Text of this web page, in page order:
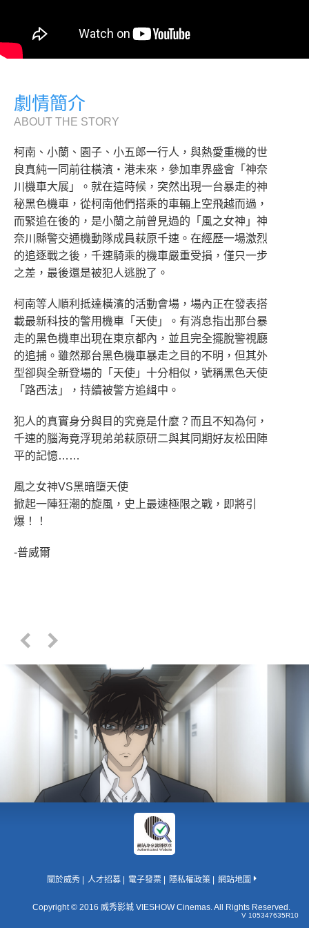
劇情簡介
ABOUT THE STORY
柯南、小蘭、園子、小五郎一行人，與熱愛重機的世
良真純一同前往橫濱‧港未來，參加車界盛會「神奈
川機車大展」。就在這時候，突然出現一台暴走的神
秘黑色機車，從柯南他們搭乘的車輛上空飛越而過，
而緊追在後的，是小蘭之前曾見過的「風之女神」神
奈川縣警交通機動隊成員萩原千速。在經歷一場激烈
的追逐戰之後，千速騎乘的機車嚴重受損，僅只一步
之差，最後還是被犯人逃脫了。
柯南等人順利抵達橫濱的活動會場，場內正在發表搭
載最新科技的警用機車「天使」。有消息指出那台暴
走的黑色機車出現在東京都內，並且完全擺脫警視廳
的追捕。雖然那台黑色機車暴走之目的不明，但其外
型卻與全新登場的「天使」十分相似，號稱黑色天使
「路西法」，持續被警方追緝中。
犯人的真實身分與目的究竟是什麼？而且不知為何，
千速的腦海竟浮現弟弟萩原研二與其同期好友松田陣
平的記憶……
風之女神VS黑暗墮天使
掀起一陣狂潮的旋風，史上最速極限之戰，即將引
爆！！
-普威爾
Copyright © 2016 威秀影城 VIESHOW Cinemas. All Rights Reserved.
關於威秀 人才招募 電子發票 隱私權政策 網站地圖
V 105347635R10